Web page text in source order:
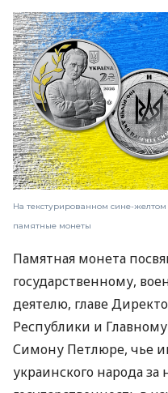
На текстурированном сине-
памятные монеты
Памятная монета
государственному,
деятелю, главе
Республики и
Симону Петлюре, чье
украинского народа за